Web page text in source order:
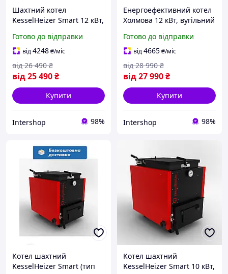
Шахтний котел
KesselHeizer Smart 12 кВт,
обігрівач, котел
тривалого горіння,
безкоштовна доставка
Готово до відправки
від4248₴/міс
від25 490₴
від 26 490 ₴
Купити
Intershop 98%
Енергоефективний котел
Холмова 12 кВт, вугільний
обігрівач, піч,
безкоштовна доставка
Готово до відправки
від4665₴/міс
від27 990₴
від 28 990 ₴
Купити
Intershop 98%
Котел шахтний
KesselHeizer Smart (тип
Котел шахтний
KesselHeizer Smart 10 кВт,